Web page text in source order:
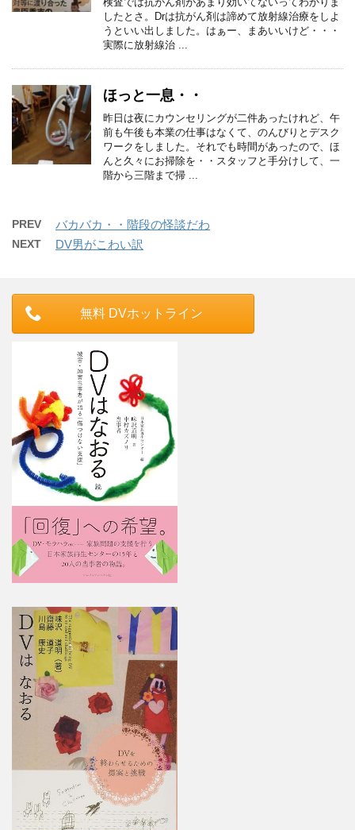
したとさ。Drは抗がん剤は諦めて放射線治療をしよ
うといい出しました。はぁー、まあいいけど・・・
実際に放射線治 ...
ほっと一息・・
昨日は夜にカウンセリングが二件あったけれど、午
前も午後も本業の仕事はなくて、のんびりとデスク
ワークをしました。それでも時間があったので、ほ
んと久々にお掃除を・・スタッフと手分けして、一
階から三階まで掃 ...
PREV バカバカ・・階段の怪談だわ
NEXT DV男がこわい訳
無料 DVホットライン